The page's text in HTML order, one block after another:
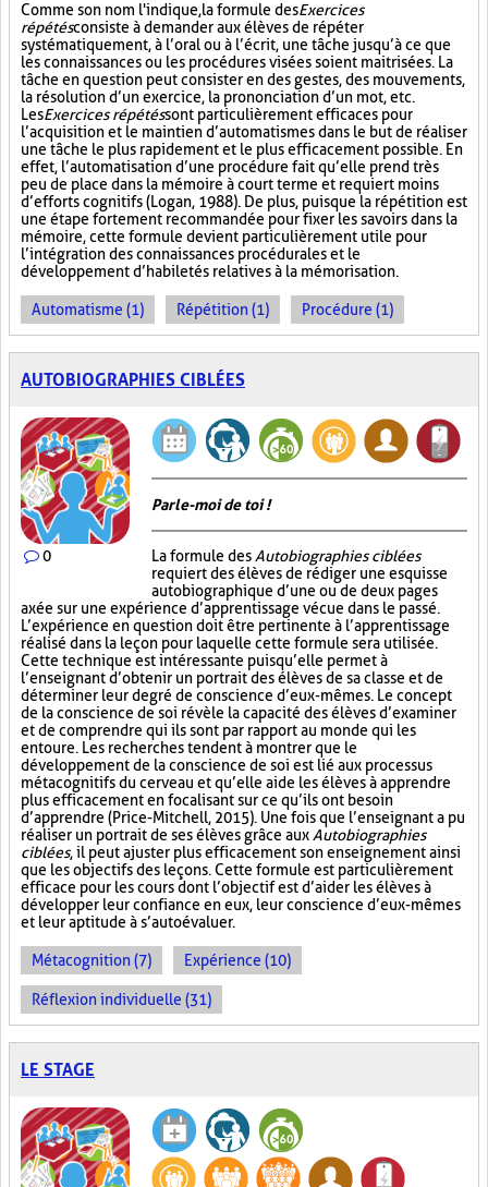
Comme son nom l'indique, la formule desExercices
répétésconsiste à demander aux élèves de répéter
systématiquement, à l’oral ou à l’écrit, une tâche jusqu’à ce que
les connaissances ou les procédures visées soient maitrisées. La
tâche en question peut consister en des gestes, des mouvements,
la résolution d’un exercice, la prononciation d’un mot, etc.
LesExercices répétéssont particulièrement efficaces pour
l’acquisition et le maintien d’automatismes dans le but de réaliser
une tâche le plus rapidement et le plus efficacement possible. En
effet, l’automatisation d’une procédure fait qu’elle prend très
peu de place dans la mémoire à court terme et requiert moins
d’efforts cognitifs (Logan, 1988). De plus, puisque la répétition est
une étape fortement recommandée pour fixer les savoirs dans la
mémoire, cette formule devient particulièrement utile pour
l’intégration des connaissances procédurales et le
développement d’habiletés relatives à la mémorisation.
Automatisme (1) Répétition (1) Procédure (1)
AUTOBIOGRAPHIES CIBLÉES
0
Parle-moi de toi !
La formule des Autobiographies ciblées
requiert des élèves de rédiger une esquisse
autobiographique d’une ou de deux pages
axée sur une expérience d’apprentissage vécue dans le passé.
L’expérience en question doit être pertinente à l’apprentissage
réalisé dans la leçon pour laquelle cette formule sera utilisée.
Cette technique est intéressante puisqu’elle permet à
l’enseignant d’obtenir un portrait des élèves de sa classe et de
déterminer leur degré de conscience d’eux-mêmes. Le concept
de la conscience de soi révèle la capacité des élèves d’examiner
et de comprendre qui ils sont par rapport au monde qui les
entoure. Les recherches tendent à montrer que le
développement de la conscience de soi est lié aux processus
métacognitifs du cerveau et qu’elle aide les élèves à apprendre
plus efficacement en focalisant sur ce qu’ils ont besoin
d’apprendre (Price-Mitchell, 2015). Une fois que l’enseignant a pu
réaliser un portrait de ses élèves grâce aux Autobiographies
ciblées, il peut ajuster plus efficacement son enseignement ainsi
que les objectifs des leçons. Cette formule est particulièrement
efficace pour les cours dont l’objectif est d’aider les élèves à
développer leur confiance en eux, leur conscience d’eux-mêmes
et leur aptitude à s’autoévaluer.
Métacognition (7) Expérience (10)
Réflexion individuelle (31)
LE STAGE